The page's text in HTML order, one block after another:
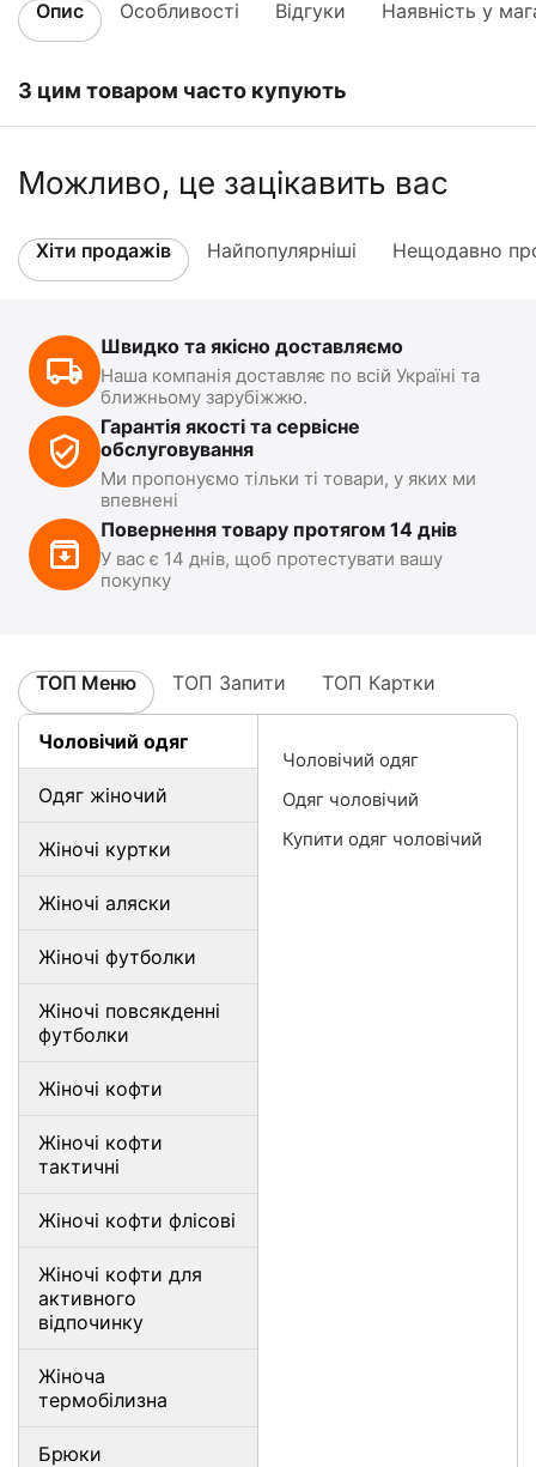
Опис Особливості Відгуки Наявність у
З цим товаром часто купують
Можливо, це зацікавить вас
Хіти продажів Найпопулярніші Нещодавно
Швидко та якісно доставляємо
Наша компанія доставляє по всій Україні та
ближньому зарубіжжю.
Гарантія якості та сервісне
обслуговування
Ми пропонуємо тільки ті товари, у яких ми
впевнені
Повернення товару протягом 14 днів
У вас є 14 днів, щоб протестувати вашу
покупку
ТОП Меню ТОП Запити ТОП Картки
Чоловічий одяг
Одяг жіночий
Жіночі куртки
Жіночі аляски
Жіночі футболки
Жіночі повсякденні
футболки
Жіночі кофти
Жіночі кофти
тактичні
Жіночі кофти флісові
Жіночі кофти для
активного
відпочинку
Жіноча
термобілизна
Брюки
Чоловічий одяг
Одяг чоловічий
Купити одяг чоловічий